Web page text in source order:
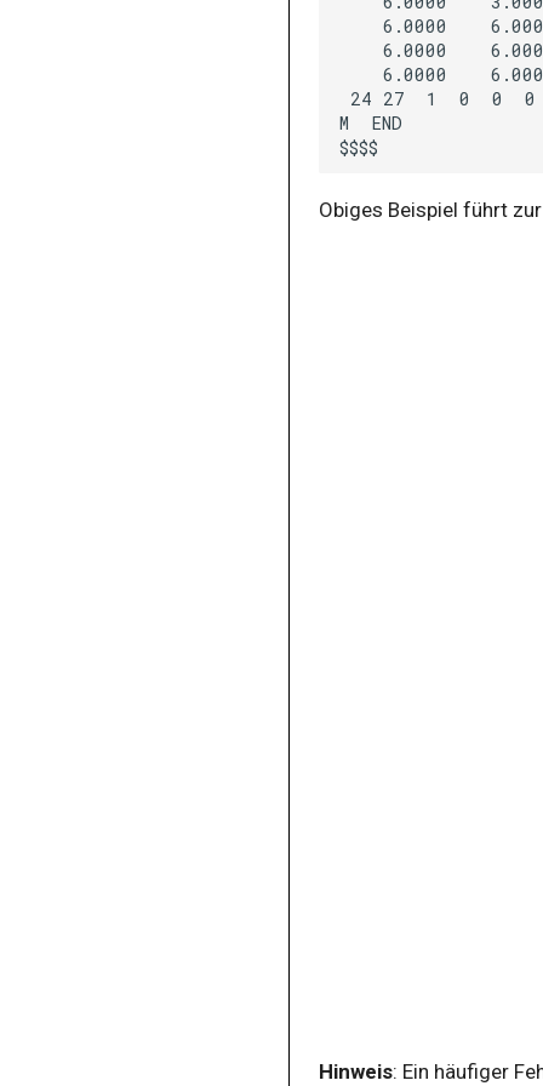
6.0000
6.0000
6.0000
24 27 1 0 0 0
M
Obiges Beispiel führt
Hinweis: Ein häufiger